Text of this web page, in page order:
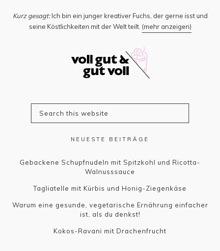
Kurz gesagt:Ich bin ein junger kreativer Fuchs, der gerne isst und
seine Köstlichkeiten mit der Welt teilt. (mehr anzeigen)
NEUESTE BEITRÄGE
Gebackene Schupfnudeln mit Spitzkohl und Ricotta-
Walnusssauce
Tagliatelle mit Kürbis und Honig-Ziegenkäse
Warum eine gesunde, vegetarische Ernährung einfacher
ist, als du denkst!
Kokos-Ravani mit Drachenfrucht